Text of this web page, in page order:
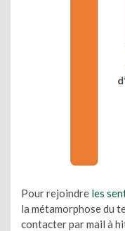
Pour rejoindre les
la métamorphose du
contacter par mail à